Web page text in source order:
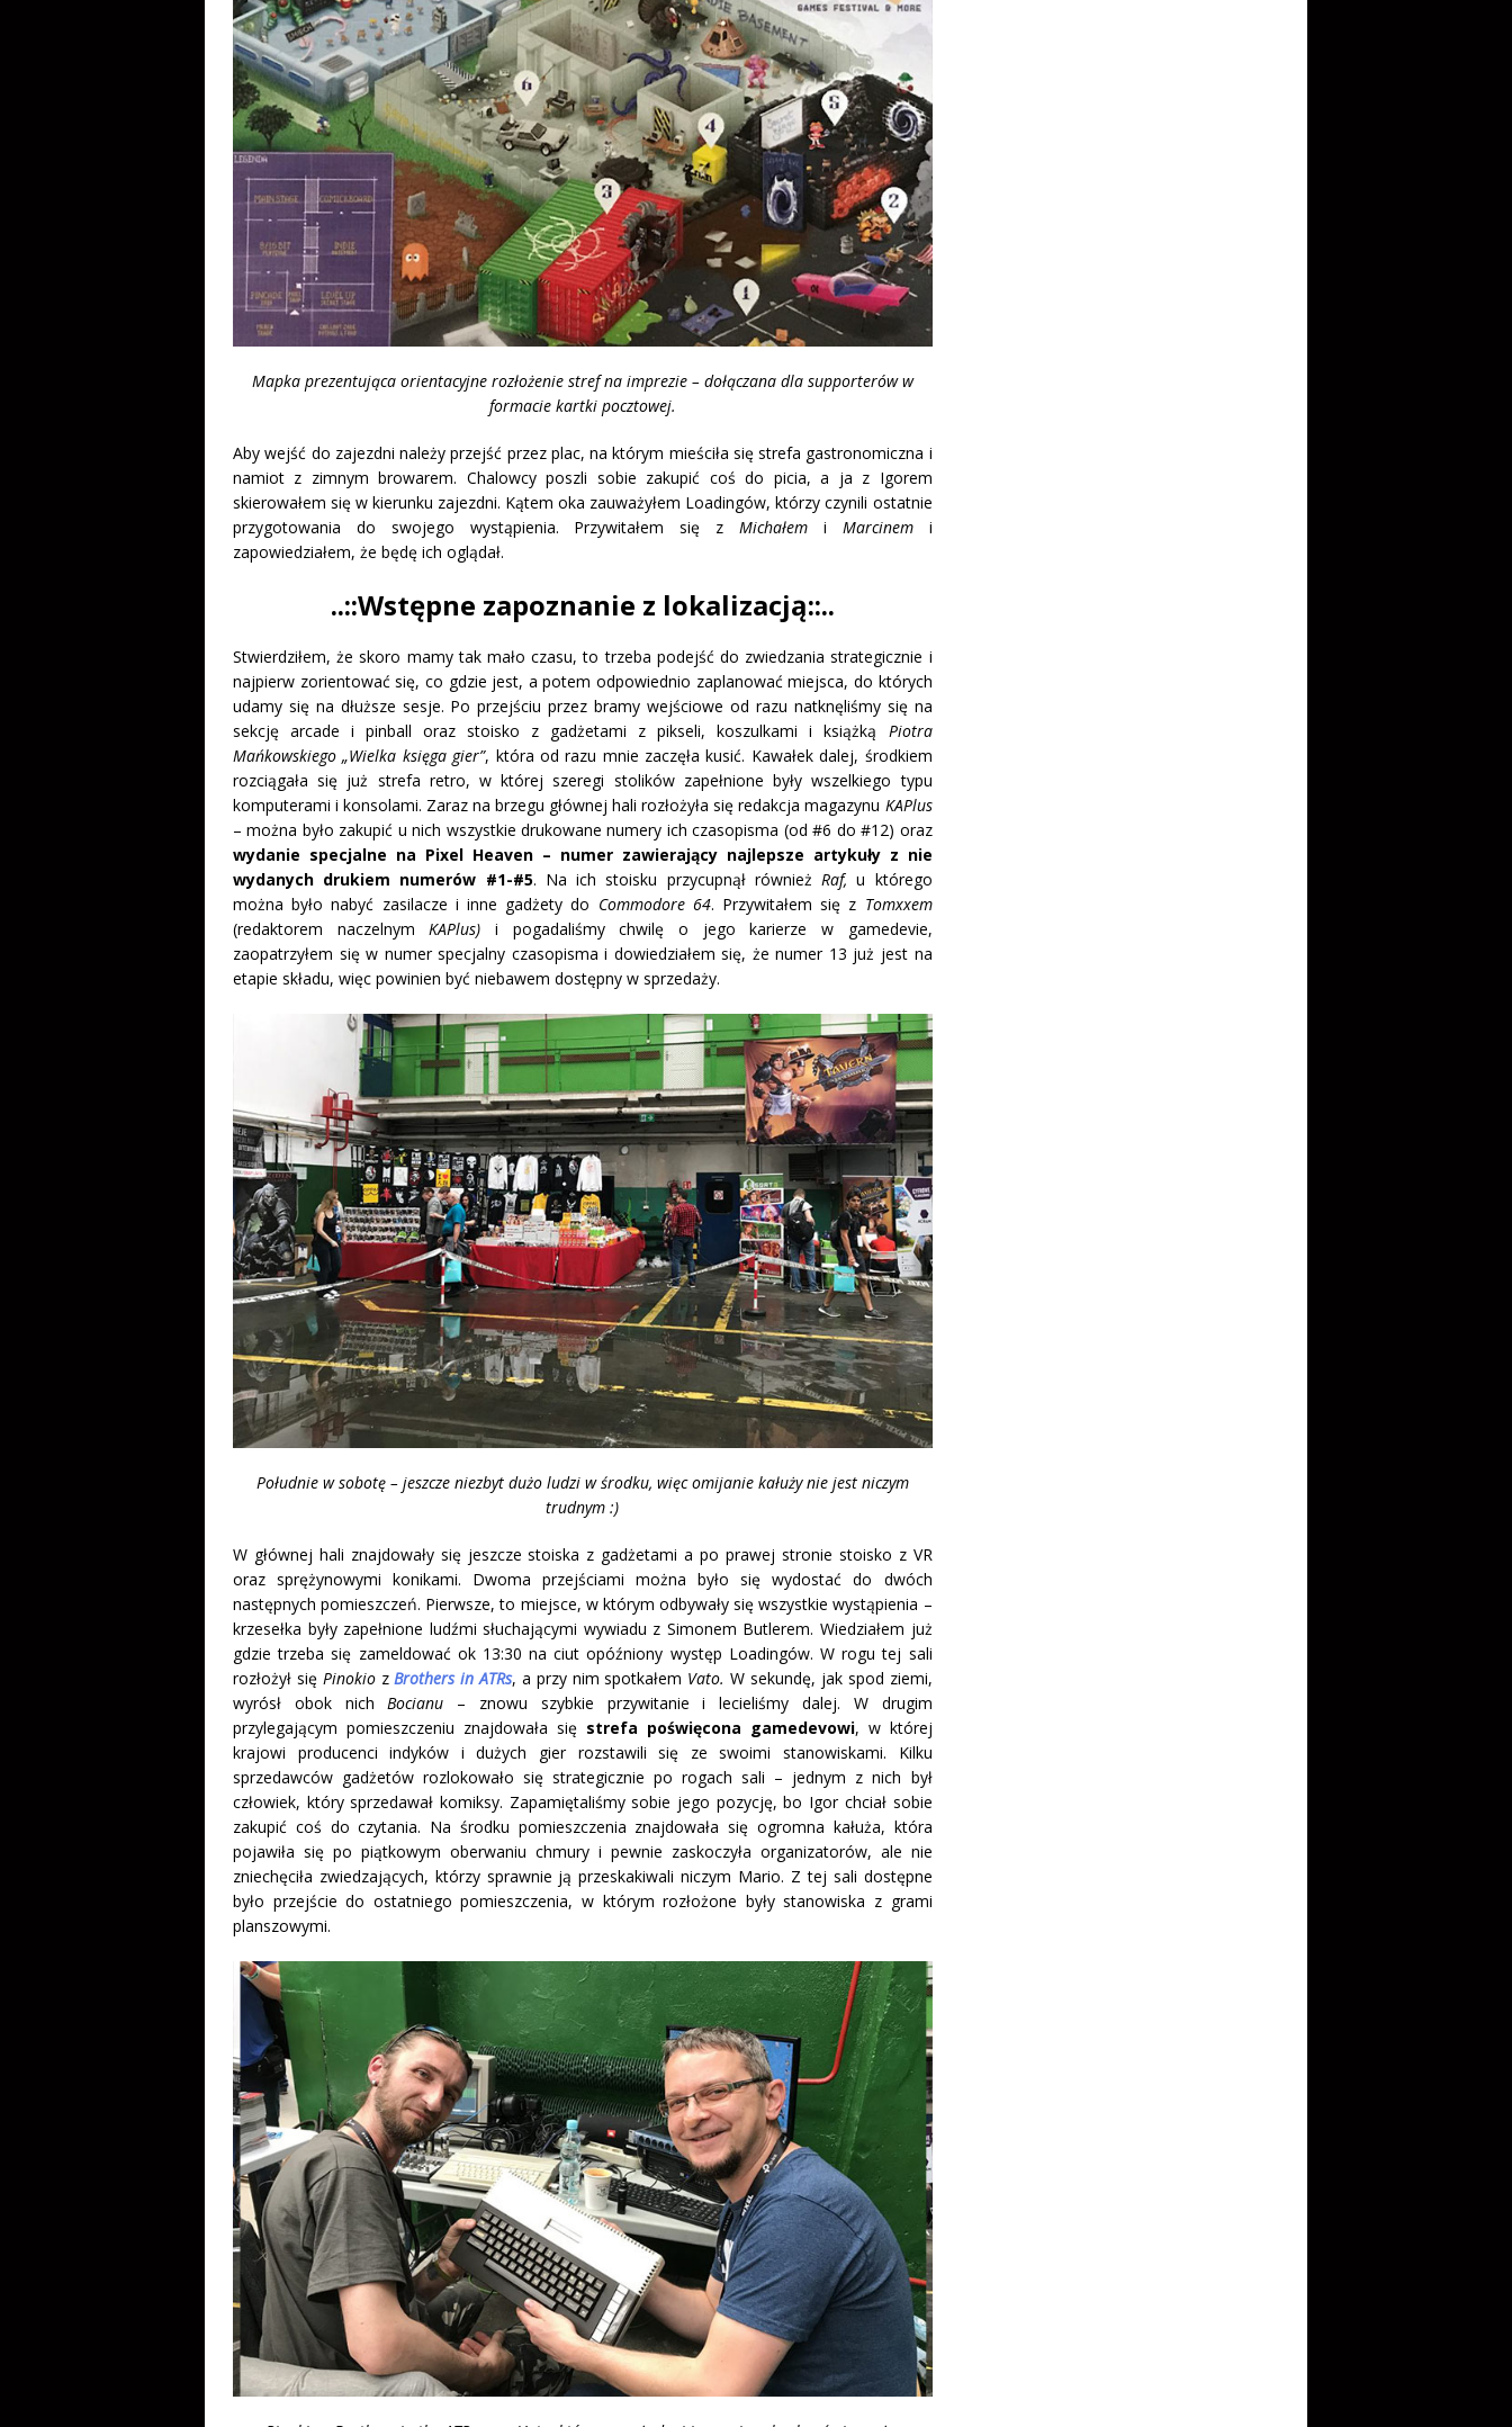
Mapka prezentująca orientacyjne rozłożenie stref na imprezie – dołączana dla supporterów w
formacie kartki pocztowej.
Aby wejść do zajezdni należy przejść przez plac, na którym mieściła się strefa gastronomiczna i
namiot z zimnym browarem. Chalowcy poszli sobie zakupić coś do picia, a ja z Igorem
skierowałem się w kierunku zajezdni. Kątem oka zauważyłem Loadingów, którzy czynili ostatnie
przygotowania do swojego wystąpienia. Przywitałem się z Michałemi Marcinemi
zapowiedziałem, że będę ich oglądał.
..::Wstępne zapoznanie z lokalizacją::..
Stwierdziłem, że skoro mamy tak mało czasu, to trzeba podejść do zwiedzania strategicznie i
najpierw zorientować się, co gdzie jest, a potem odpowiednio zaplanować miejsca, do których
udamy się na dłuższe sesje. Po przejściu przez bramy wejściowe od razu natknęliśmy się na
sekcję arcade i pinball oraz stoisko z gadżetami z pikseli, koszulkami i książką Piotra
Mańkowskiego „Wielka księga gier”, która od razu mnie zaczęła kusić. Kawałek dalej, środkiem
rozciągała się już strefa retro, w której szeregi stolików zapełnione były wszelkiego typu
komputerami i konsolami. Zaraz na brzegu głównej hali rozłożyła się redakcja magazynu KAPlus
– można było zakupić u nich wszystkie drukowane numery ich czasopisma (od #6 do #12) oraz
wydanie specjalne na Pixel Heaven – numer zawierający najlepsze artykuły z nie
wydanych drukiem numerów #1-#5. Na ich stoisku przycupnął również Raf, u którego
można było nabyć zasilacze i inne gadżety do Commodore 64. Przywitałem się z Tomxxem
(redaktorem naczelnym KAPlus) i pogadaliśmy chwilę o jego karierze w gamedevie,
zaopatrzyłem się w numer specjalny czasopisma i dowiedziałem się, że numer 13 już jest na
etapie składu, więc powinien być niebawem dostępny w sprzedaży.
Południe w sobotę – jeszcze niezbyt dużo ludzi w środku, więc omijanie kałuży nie jest niczym
trudnym :)
W głównej hali znajdowały się jeszcze stoiska z gadżetami a po prawej stronie stoisko z VR
oraz sprężynowymi konikami. Dwoma przejściami można było się wydostać do dwóch
następnych pomieszczeń. Pierwsze, to miejsce, w którym odbywały się wszystkie wystąpienia –
krzesełka były zapełnione ludźmi słuchającymi wywiadu z Simonem Butlerem. Wiedziałem już
gdzie trzeba się zameldować ok 13:30 na ciut opóźniony występ Loadingów. W rogu tej sali
rozłożył się Pinokio zBrothers in ATRs, a przy nim spotkałem Vato. W sekundę, jak spod ziemi,
wyrósł obok nichBocianu – znowu szybkie przywitanie i lecieliśmy dalej. W drugim
przylegającym pomieszczeniu znajdowała się strefa poświęcona gamedevowi, w której
krajowi producenci indyków i dużych gier rozstawili się ze swoimi stanowiskami. Kilku
sprzedawców gadżetów rozlokowało się strategicznie po rogach sali – jednym z nich był
człowiek, który sprzedawał komiksy. Zapamiętaliśmy sobie jego pozycję, bo Igor chciał sobie
zakupić coś do czytania. Na środku pomieszczenia znajdowała się ogromna kałuża, która
pojawiła się po piątkowym oberwaniu chmury i pewnie zaskoczyła organizatorów, ale nie
zniechęciła zwiedzających, którzy sprawnie ją przeskakiwali niczym Mario. Z tej sali dostępne
było przejście do ostatniego pomieszczenia, w którym rozłożone były stanowiska z grami
planszowymi.